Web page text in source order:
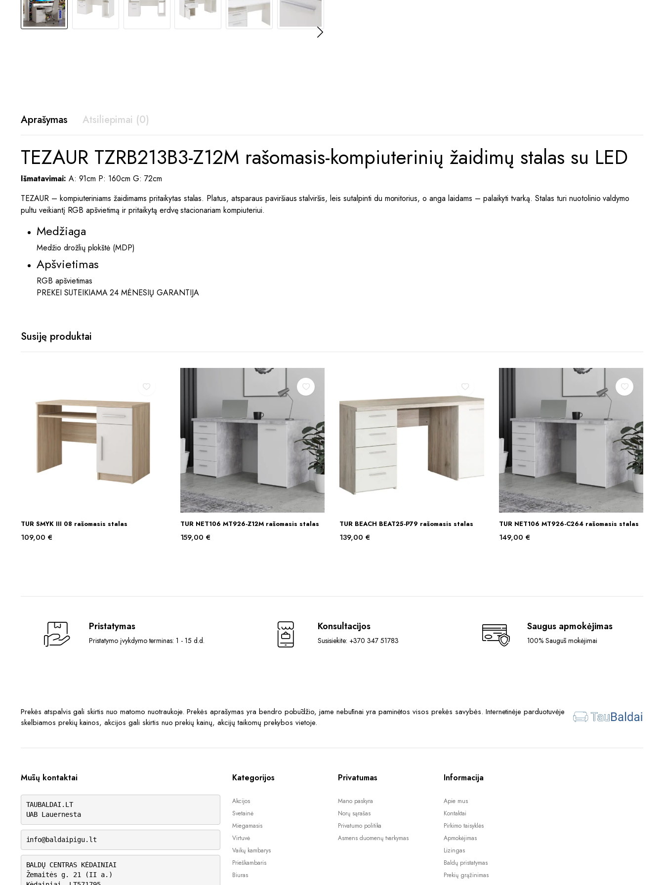
Aprašymas Atsiliepimai (0)
TEZAUR TZRB213B3-Z12M rašomasis-kompiuterinių žaidimų stalas su LED
Išmatavimai: A: 91cm P: 160cm G: 72cm
TEZAUR – kompiuteriniams žaidimams pritaikytas stalas. Platus, atsparaus paviršiaus stalviršis, leis sutalpinti du monitorius, o anga laidams – palaikyti tvarką. Stalas turi nuotolinio valdymo
pultu veikiantį RGB apšvietimą ir pritaikytą erdvę stacionariam kompiuteriui.
Medžiaga
Medžio drožlių plokštė (MDP)
Apšvietimas
RGB apšvietimas
PREKEI SUTEIKIAMA 24 MĖNESIŲ GARANTIJA
Susiję produktai
Į KREPŠELĮ
TUR SMYK III 08 rašomasis stalas
109,00 €
Į KREPŠELĮ
TUR NET106 MT926-Z12M rašomasis stalas
159,00€
Į KREPŠELĮ
TUR BEACH BEAT25-P79 rašomasis stalas
139,00 €
Į KREPŠELĮ
TUR NET106 MT926-C264 rašomasis stalas
149,00€
Pristatymas
Pristatymo įvykdymo terminas: 1 - 15 d.d.
Konsultacijos
Susisiekite: +370 347 51783
Saugus apmokėjimas
100% Saugūs mokėjimai
Prekės atspalvis gali skirtis nuo matomo nuotraukoje. Prekės aprašymas yra bendro pobūdžio, jame nebūtinai yra paminėtos visos prekės savybės. Internetinėje parduotuvėje
skelbiamos prekių kainos, akcijos gali skirtis nuo prekių kainų, akcijų taikomų prekybos vietoje.
Mūsų kontaktai
TAUBALDAI.LT
UAB Lauernesta
info@baldaipigu.lt
BALDŲ CENTRAS KĖDAINIAI
Žemaitės g. 21 (II a.)
Kategorijos
Akcijos
Svetainė
Miegamasis
Virtuvė
Vaikų kambarys
Prieškambaris
Biuras
Privatumas
Mano paskyra
Norų sąrašas
Privatumo politika
Asmens duomenų tvarkymas
Informacija
Apie mus
Kontaktai
Pirkimo taisyklės
Apmokėjimas
Lizingas
Baldų pristatymas
Prekių grąžinimas